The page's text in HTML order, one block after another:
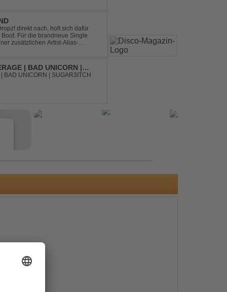
direkt nach, holt sich dafür
Für die brandneue Single
zusätzlichen Artist-Alias-
| BAD UNICORN |
BAD UNICORN | SUGAR3ITCH